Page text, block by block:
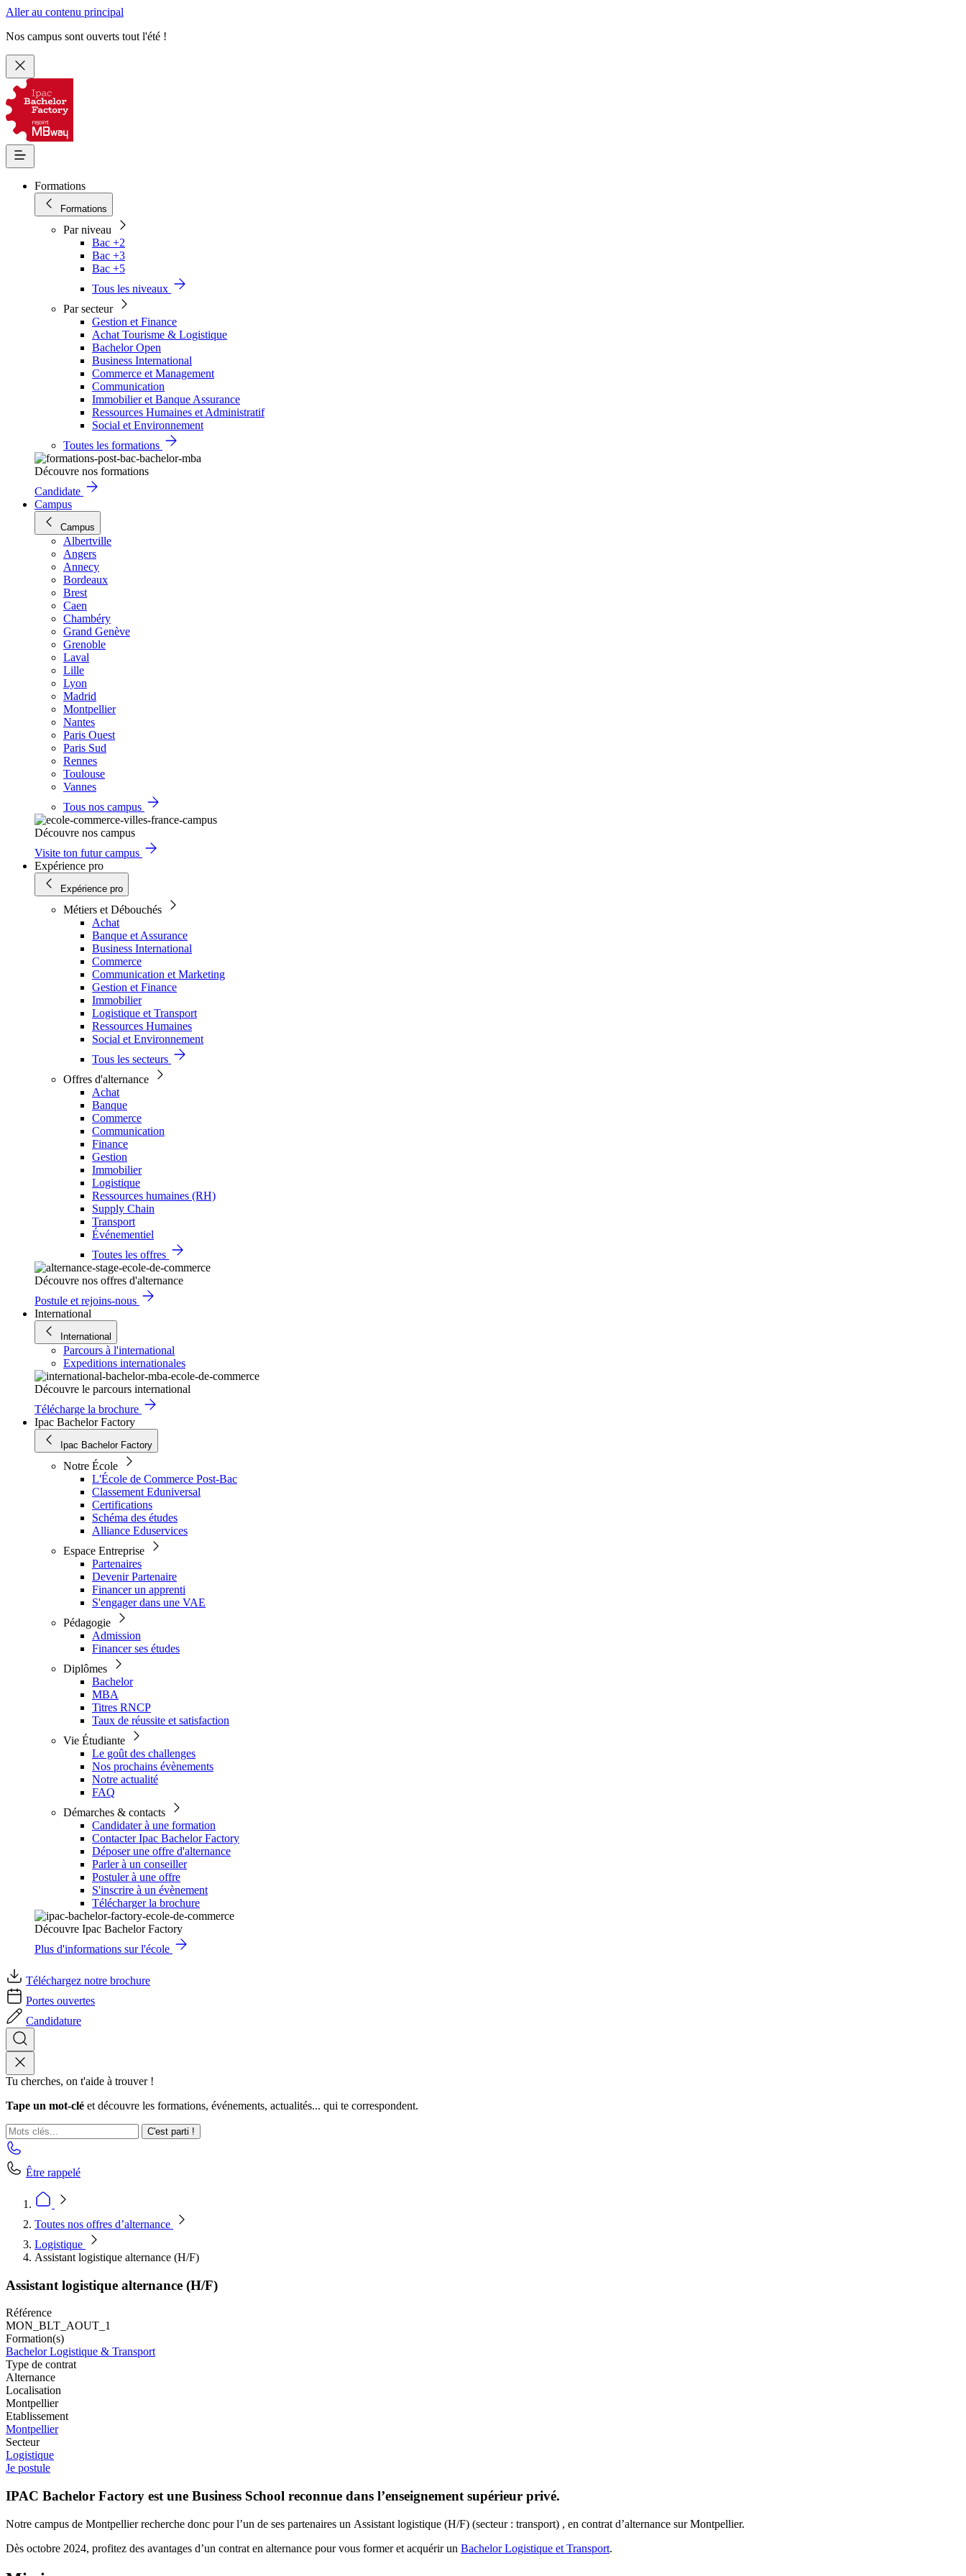
Aller au contenu principal
Nos campus sont ouverts tout l'été !
Formations
Formations
Par niveau
Bac +2
Bac +3
Bac +5
Tous les niveaux
Par secteur
Gestion et Finance
Achat Tourisme & Logistique
Bachelor Open
Business International
Commerce et Management
Communication
Immobilier et Banque Assurance
Ressources Humaines et Administratif
Social et Environnement
Toutes les formations
Découvre nos formations
Candidate
Campus
Campus
Albertville
Angers
Annecy
Bordeaux
Brest
Caen
Chambéry
Grand Genève
Grenoble
Laval
Lille
Lyon
Madrid
Montpellier
Nantes
Paris Ouest
Paris Sud
Rennes
Toulouse
Vannes
Tous nos campus
Découvre nos campus
Visite ton futur campus
Expérience pro
Expérience pro
Métiers et Débouchés
Achat
Banque et Assurance
Business International
Commerce
Communication et Marketing
Gestion et Finance
Immobilier
Logistique et Transport
Ressources Humaines
Social et Environnement
Tous les secteurs
Offres d'alternance
Achat
Banque
Commerce
Communication
Finance
Gestion
Immobilier
Logistique
Ressources humaines (RH)
Supply Chain
Transport
Événementiel
Toutes les offres
Découvre nos offres d'alternance
Postule et rejoins-nous
International
International
Parcours à l'international
Expeditions internationales
Découvre le parcours international
Télécharge la brochure
Ipac Bachelor Factory
Ipac Bachelor Factory
Notre École
L'École de Commerce Post-Bac
Classement Eduniversal
Certifications
Schéma des études
Alliance Eduservices
Espace Entreprise
Partenaires
Devenir Partenaire
Financer un apprenti
S'engager dans une VAE
Pédagogie
Admission
Financer ses études
Diplômes
Bachelor
MBA
Titres RNCP
Taux de réussite et satisfaction
Vie Étudiante
Le goût des challenges
Nos prochains évènements
Notre actualité
FAQ
Démarches & contacts
Candidater à une formation
Contacter Ipac Bachelor Factory
Déposer une offre d'alternance
Parler à un conseiller
Postuler à une offre
S'inscrire à un évènement
Télécharger la brochure
Découvre Ipac Bachelor Factory
Plus d'informations sur l'école
Téléchargez notre brochure
Portes ouvertes
Candidature
Tu cherches, on t'aide à trouver !
Tape un mot-clé et découvre les formations, événements, actualités... qui te correspondent.
C'est parti !
Être rappelé
Toutes nos offres d’alternance
Logistique
Assistant logistique alternance (H/F)
Assistant logistique alternance (H/F)
Référence
MON_BLT_AOUT_1
Formation(s)
Bachelor Logistique & Transport
Type de contrat
Alternance
Localisation
Montpellier
Etablissement
Montpellier
Secteur
Logistique
Je postule
IPAC Bachelor Factory est une Business School reconnue dans l’enseignement supérieur privé.
Notre campus de Montpellier recherche donc pour l’un de ses partenaires un Assistant logistique (H/F) (secteur : transport) , en contrat d’alternance sur Montpellier.
Dès octobre 2024, profitez des avantages d’un contrat en alternance pour vous former et acquérir un Bachelor Logistique et Transport.